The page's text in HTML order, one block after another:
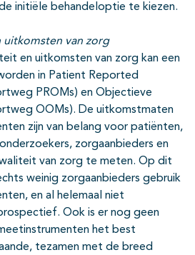
initiële behandeloptie te kiezen.
van zorg
en uitkomsten van zorg kan een
in Patient Reported
PROMs) en Objectieve
OOMs). De uitkomstmaten
zijn van belang voor patiënten,
zorgaanbieders en
van zorg te meten. Op dit
weinig zorgaanbieders gebruik
en al helemaal niet
Ook is er nog geen
het best
tezamen met de breed